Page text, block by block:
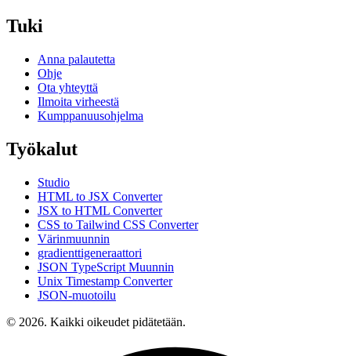
Tuki
Anna palautetta
Ohje
Ota yhteyttä
Ilmoita virheestä
Kumppanuusohjelma
Työkalut
Studio
HTML to JSX Converter
JSX to HTML Converter
CSS to Tailwind CSS Converter
Värinmuunnin
gradienttigeneraattori
JSON TypeScript Muunnin
Unix Timestamp Converter
JSON-muotoilu
© 2026. Kaikki oikeudet pidätetään.